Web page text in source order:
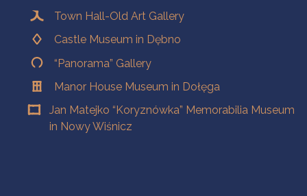
Town Hall-Old Art Gallery
Castle Museum in Dębno
“Panorama” Gallery
Manor House Museum in Dołęga
Jan Matejko “Koryznówka” Memorabilia Museum
in Nowy Wiśnicz